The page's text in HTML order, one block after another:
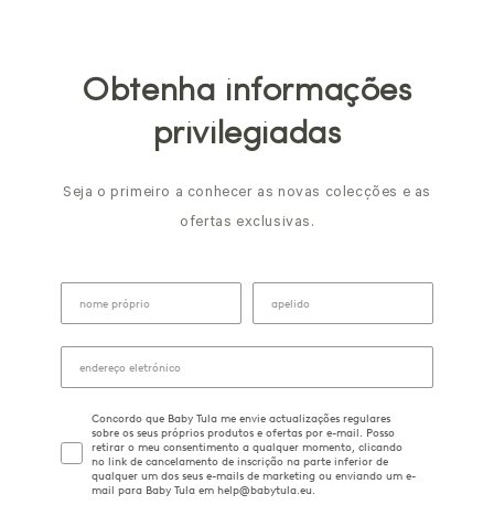
Obtenha informações
privilegiadas
Seja o primeiro a conhecer as novas colecções e as
ofertas exclusivas.
Concordo que Baby Tula me envie actualizações regulares
sobre os seus próprios produtos e ofertas por e-mail. Posso
retirar o meu consentimento a qualquer momento, clicando
no link de cancelamento de inscrição na parte inferior de
qualquer um dos seus e-mails de marketing ou enviando um e-
mail para Baby Tula em help@babytula.eu.